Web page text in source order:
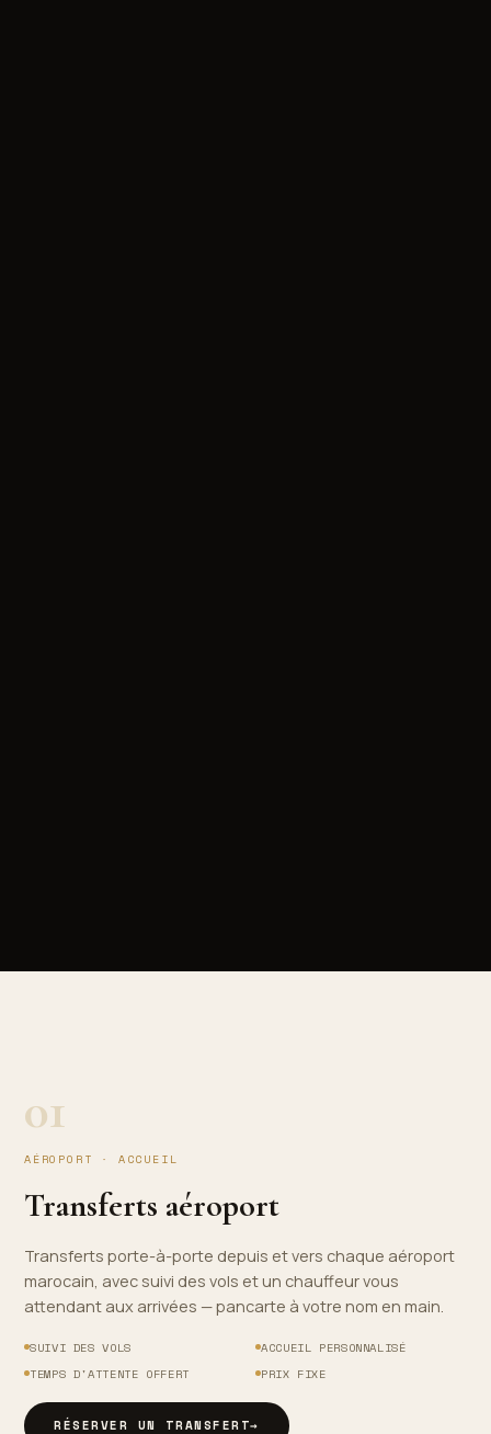
01
AÉROPORT · ACCUEIL
Transferts aéroport
Transferts porte-à-porte depuis et vers chaque aéroport
marocain, avec suivi des vols et un chauffeur vous
attendant aux arrivées — pancarte à votre nom en main.
SUIVI DES VOLS
ACCUEIL PERSONNALISÉ
TEMPS D'ATTENTE OFFERT
PRIX FIXE
RÉSERVER UN TRANSFERT→